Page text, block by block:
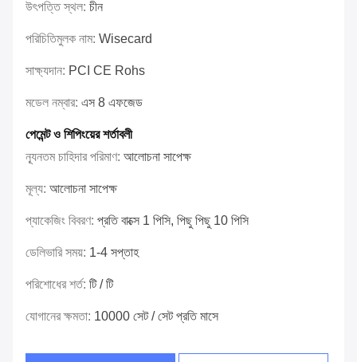
উৎপত্তি স্থল: চীন
পরিচিতিমুলক নাম: Wisecard
সাক্ষ্যদান: PCI CE Rohs
মডেল নম্বার: এস 8 এফজেড
পেমেন্ট ও শিপিংয়ের শর্তাবলী
ন্যূনতম চাহিদার পরিমাণ: আলোচনা সাপেক্ষ
মূল্য: আলোচনা সাপেক্ষ
প্যাকেজিং বিবরণ: প্রতি বাক্সে 1 পিসি, পিছু পিছু 10 পিসি
ডেলিভারি সময়: 1-4 সপ্তাহ
পরিশোধের শর্ত: টি / টি
যোগানের ক্ষমতা: 10000 সেট / সেট প্রতি মাসে